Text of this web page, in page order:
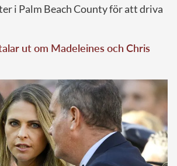
i Palm Beach County för att driva
ut om Madeleines och Chris